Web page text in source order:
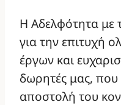
Η Αδελφότητα με
για την επιτυχή
έργων και
δωρητές μας,
αποστολή του